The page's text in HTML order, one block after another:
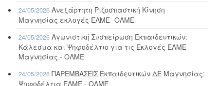
24/05/2026 Ανεξάρτητη Ριζοσπαστική Κίνηση
Μαγνησίας εκλογές ΕΛΜΕ -ΟΛΜΕ
24/05/2026 Αγωνιστική Συσπείρωση Εκπαιδευτικών:
Κάλεσμα και Ψηφοδέλτιο για τις Εκλογές ΕΛΜΕ
Μαγνησίας - ΟΛΜΕ
24/05/2026 ΠΑΡΕΜΒΑΣΕΙΣ Εκπαιδευτικών ΔΕ Μαγνησίας:
Ψηφοδέλτια ΕΛΜΕ - ΟΛΜΕ